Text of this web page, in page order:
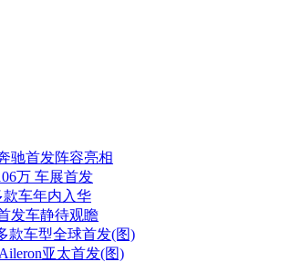
驰首发阵容亮相
万 车展首发
款车年内入华
发车静待观瞻
款车型全球首发(图)
亚太首发(图)